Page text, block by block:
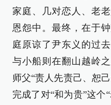
家庭、几对恋人、老
恩怨中。最终，在于
庭原谅了尹东义的过
与小船则在翻山越岭
师父“责人先责己、恕
完成了对“和为贵”这个